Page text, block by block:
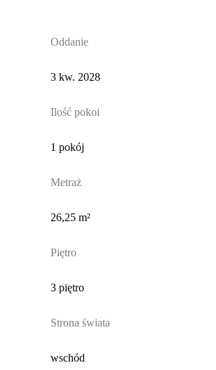
Oddanie
3 kw. 2028
Ilość pokoi
1 pokój
Metraż
26,25 m²
Piętro
3 piętro
Strona świata
wschód